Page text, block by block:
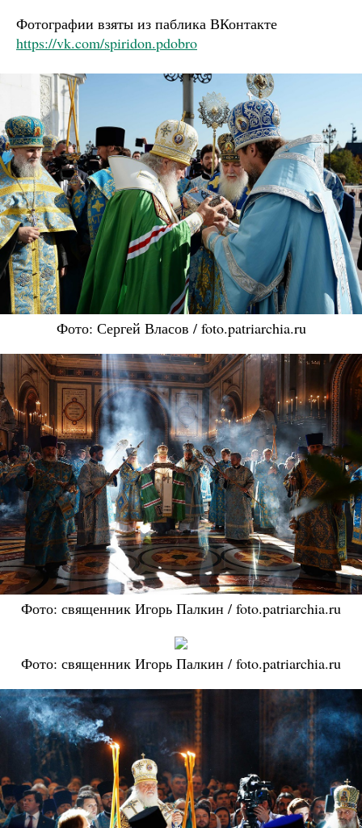
Фотографии взяты из паблика ВКонтакте
https://vk.com/spiridon.pdobro
Фото: Сергей Власов / foto.patriarchia.ru
Фото: священник Игорь Палкин / foto.patriarchia.ru
Фото: священник Игорь Палкин / foto.patriarchia.ru